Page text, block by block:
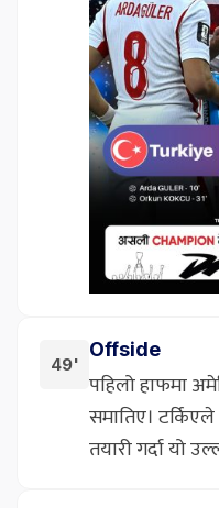
49'
Offside
पहिलो हाफमा
समातिए।
तयारी गर्दा यो